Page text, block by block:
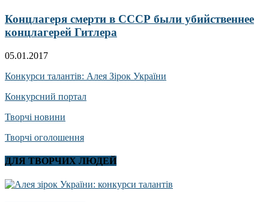
Концлагеря смерти в СССР были убийственнее
концлагерей Гитлера
05.01.2017
Конкурси талантів: Алея Зірок України
Конкурсний портал
Творчі новини
Творчі оголошення
ДЛЯ ТВОРЧИХ ЛЮДЕЙ